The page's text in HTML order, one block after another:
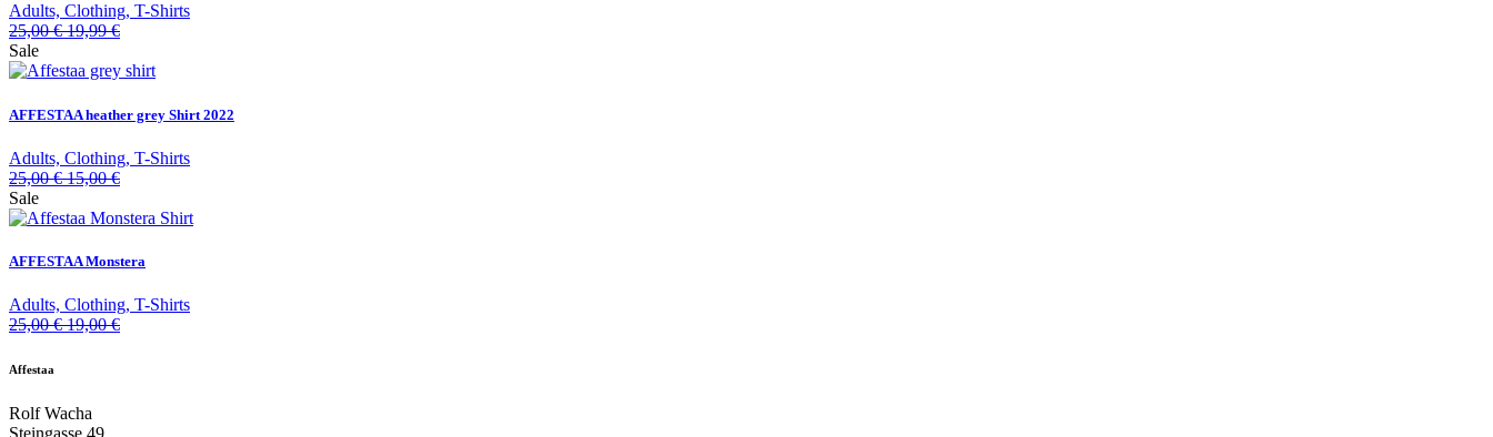
Adults, Clothing, T-Shirts
25,00€ 19,99€
Sale
AFFESTAA heather grey Shirt 2022
Adults, Clothing, T-Shirts
25,00€ 15,00€
Sale
AFFESTAA Monstera
Adults, Clothing, T-Shirts
25,00€ 19,00€
Affestaa
Rolf Wacha
Steingasse 49